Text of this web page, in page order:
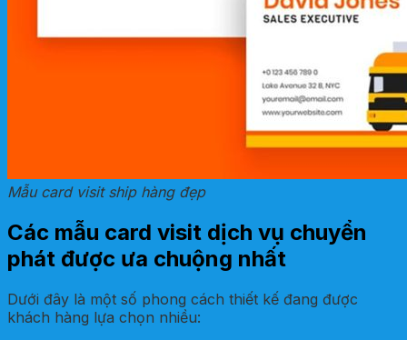
Mẫu card visit ship hàng đẹp
Các mẫu card visit dịch vụ chuyển
phát được ưa chuộng nhất
Dưới đây là một số phong cách thiết kế đang được
khách hàng lựa chọn nhiều: